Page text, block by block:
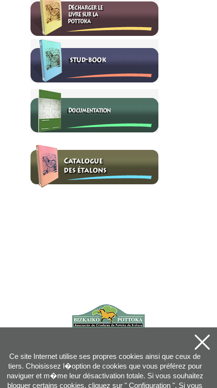
Ce site Internet utilise ses propres cookies ainsi que ceux de
tiers. Choisissez l�option de cookies que vous préférez pour
naviguer et m�me leur désactivation totale. Si vous souhaitez
bloquer certains cookies, cliquez sur " Configuration ". Si vous